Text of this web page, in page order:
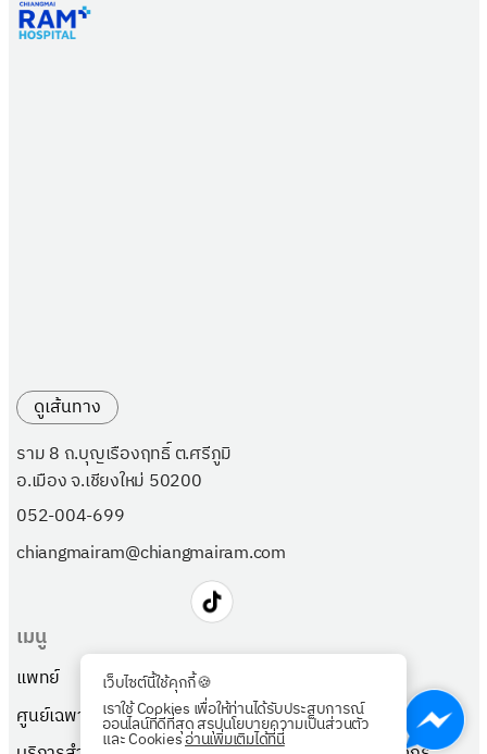
เว็บไซต์นี้ใช้คุกกี้🍪
เราใช้ Cookies เพื่อให้ท่านได้รับประสบการณ์
ออนไลน์ที่ดีที่สุด สรุปนโยบายความเป็นส่วนตัว
และ Cookiesอ่านเพิ่มเติมได้ที่นี่
เมนู
แพทย์
ศูนย์เฉพาะทาง
เกี่ยวกับเรา
ดูเส้นทาง
ราม 8 ถ.บุญเรืองฤทธิ์ ต.ศรีภูมิ
อ.เมือง จ.เชียงใหม่ 50200
052-004-699
chiangmairam@chiangmairam.com